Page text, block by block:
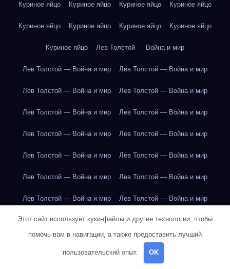
Куриное яйцо Куриное яйцо Куриное яйцо Куриное яйцо
Куриное яйцо Куриное яйцо Куриное яйцо Куриное яйцо
Куриное яйцо Лев Толстой — Война и мир
Лев Толстой — Война и мир Лев Толстой — Война и мир
Лев Толстой — Война и мир Лев Толстой — Война и мир
Лев Толстой — Война и мир Лев Толстой — Война и мир
Лев Толстой — Война и мир Лев Толстой — Война и мир
Лев Толстой — Война и мир Лев Толстой — Война и мир
Лев Толстой — Война и мир Лев Толстой — Война и мир
Лев Толстой — Война и мир Лев Толстой — Война и мир
Лондон Лондон Лондон Лондон Лондон Лондон
Лондон
Лондон Лос-Анджелес
Этот сайт использует куки-файлы и другие технологии, чтобы
помочь вам в навигации, а также предоставить лучший
пользовательский опыт. OK